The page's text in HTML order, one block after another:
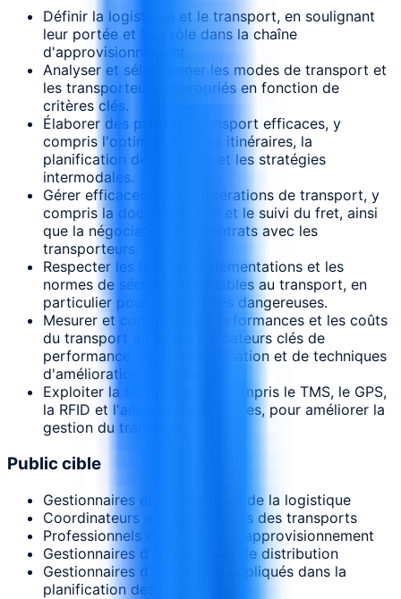
Définir la logistique et le transport, en soulignant
leur portée et leur rôle dans la chaîne
d'approvisionnement.
Analyser et sélectionner les modes de transport et
les transporteurs appropriés en fonction de
critères clés.
Élaborer des plans de transport efficaces, y
compris l'optimisation des itinéraires, la
planification des charges et les stratégies
intermodales.
Gérer efficacement les opérations de transport, y
compris la documentation et le suivi du fret, ainsi
que la négociation des contrats avec les
transporteurs.
Respecter les lois, les réglementations et les
normes de sécurité applicables au transport, en
particulier pour les matières dangereuses.
Mesurer et contrôler les performances et les coûts
du transport à l'aide d'indicateurs clés de
performance, de la budgétisation et de techniques
d'amélioration continue.
Exploiter la technologie, y compris le TMS, le GPS,
la RFID et l'analyse des données, pour améliorer la
gestion du transport.
Public cible
Gestionnaires et superviseurs de la logistique
Coordinateurs et planificateurs des transports
Professionnels de la chaîne d'approvisionnement
Gestionnaires d'entrepôts et de distribution
Gestionnaires d'opérations impliqués dans la
planification des transports